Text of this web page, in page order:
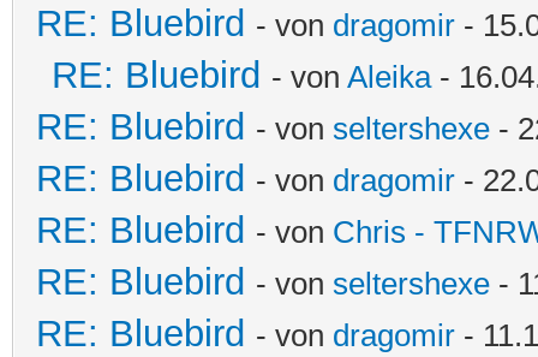
RE: Bluebird - von dragomir -
RE: Bluebird - von Aleika-
RE: Bluebird - von seltershexe -
RE: Bluebird - von dragomir -
RE: Bluebird - von Chris -
RE: Bluebird - von seltershexe -
RE: Bluebird - von dragomir -